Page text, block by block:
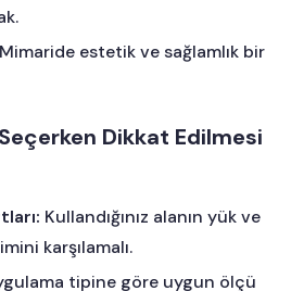
Mimaride estetik ve sağlamlık bir
Dikkat Edilmesi
Kullandığınız alanın yük ve
karşılamalı.
tipine göre uygun ölçü